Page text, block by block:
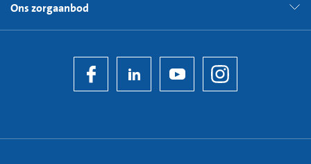
Ons zorgaanbod